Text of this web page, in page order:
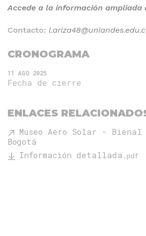
CRONOGRAMA
11 AGO 2025
Fecha de cierre
ENLACES
Museo Aero Solar -
Bogotá
Información detallada
Accede a la información ampliada
Contacto: